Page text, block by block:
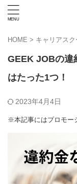
HOME > キャリアスク
GEEK JOBの違
はたった1つ！
2023年4月4日
※本記事にはプロモー